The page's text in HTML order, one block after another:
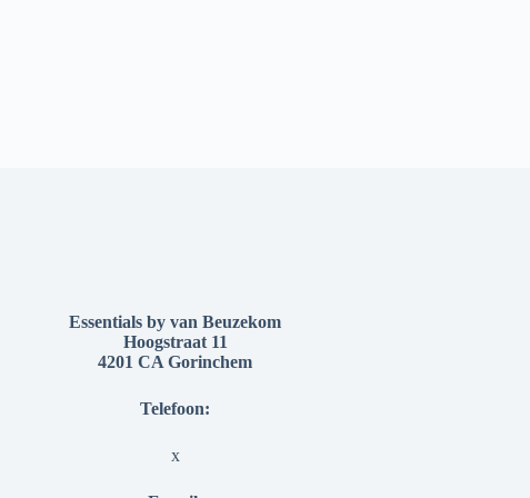
Essentials by van Beuzekom
Hoogstraat 11
4201 CA Gorinchem
Telefoon:
x